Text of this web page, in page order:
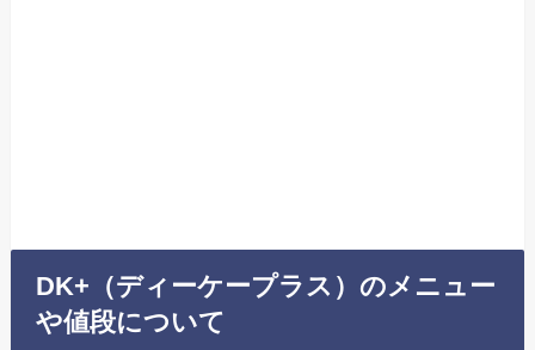
DK+（ディーケープラス）のメニュー
や値段について